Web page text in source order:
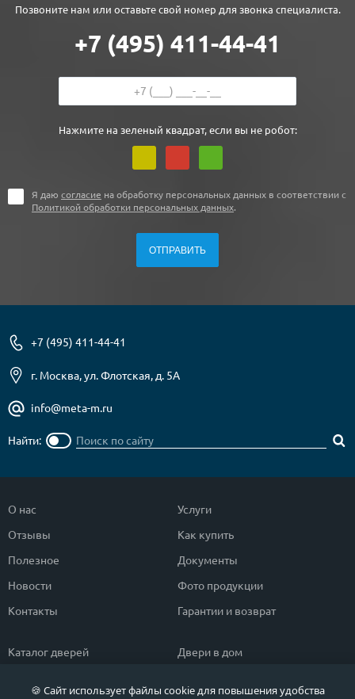
Позвоните нам или оставьте свой номер для звонка специалиста.
+7 (495) 411-44-41
Нажмите на зеленый квадрат, если вы не робот:
Я даю согласие на обработку персональных данных в соответствии с
Политикой обработки персональных данных.
+7 (495) 411-44-41
г. Москва, ул. Флотская, д. 5А
info@meta-m.ru
Найти:
О нас
Отзывы
Полезное
Новости
Контакты
Услуги
Как купить
Документы
Фото продукции
Гарантии и возврат
Каталог дверей
Двери в дом
🍪 Сайт использует файлы cookie для повышения удобства